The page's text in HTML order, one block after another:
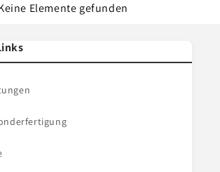
Elemente gefunden